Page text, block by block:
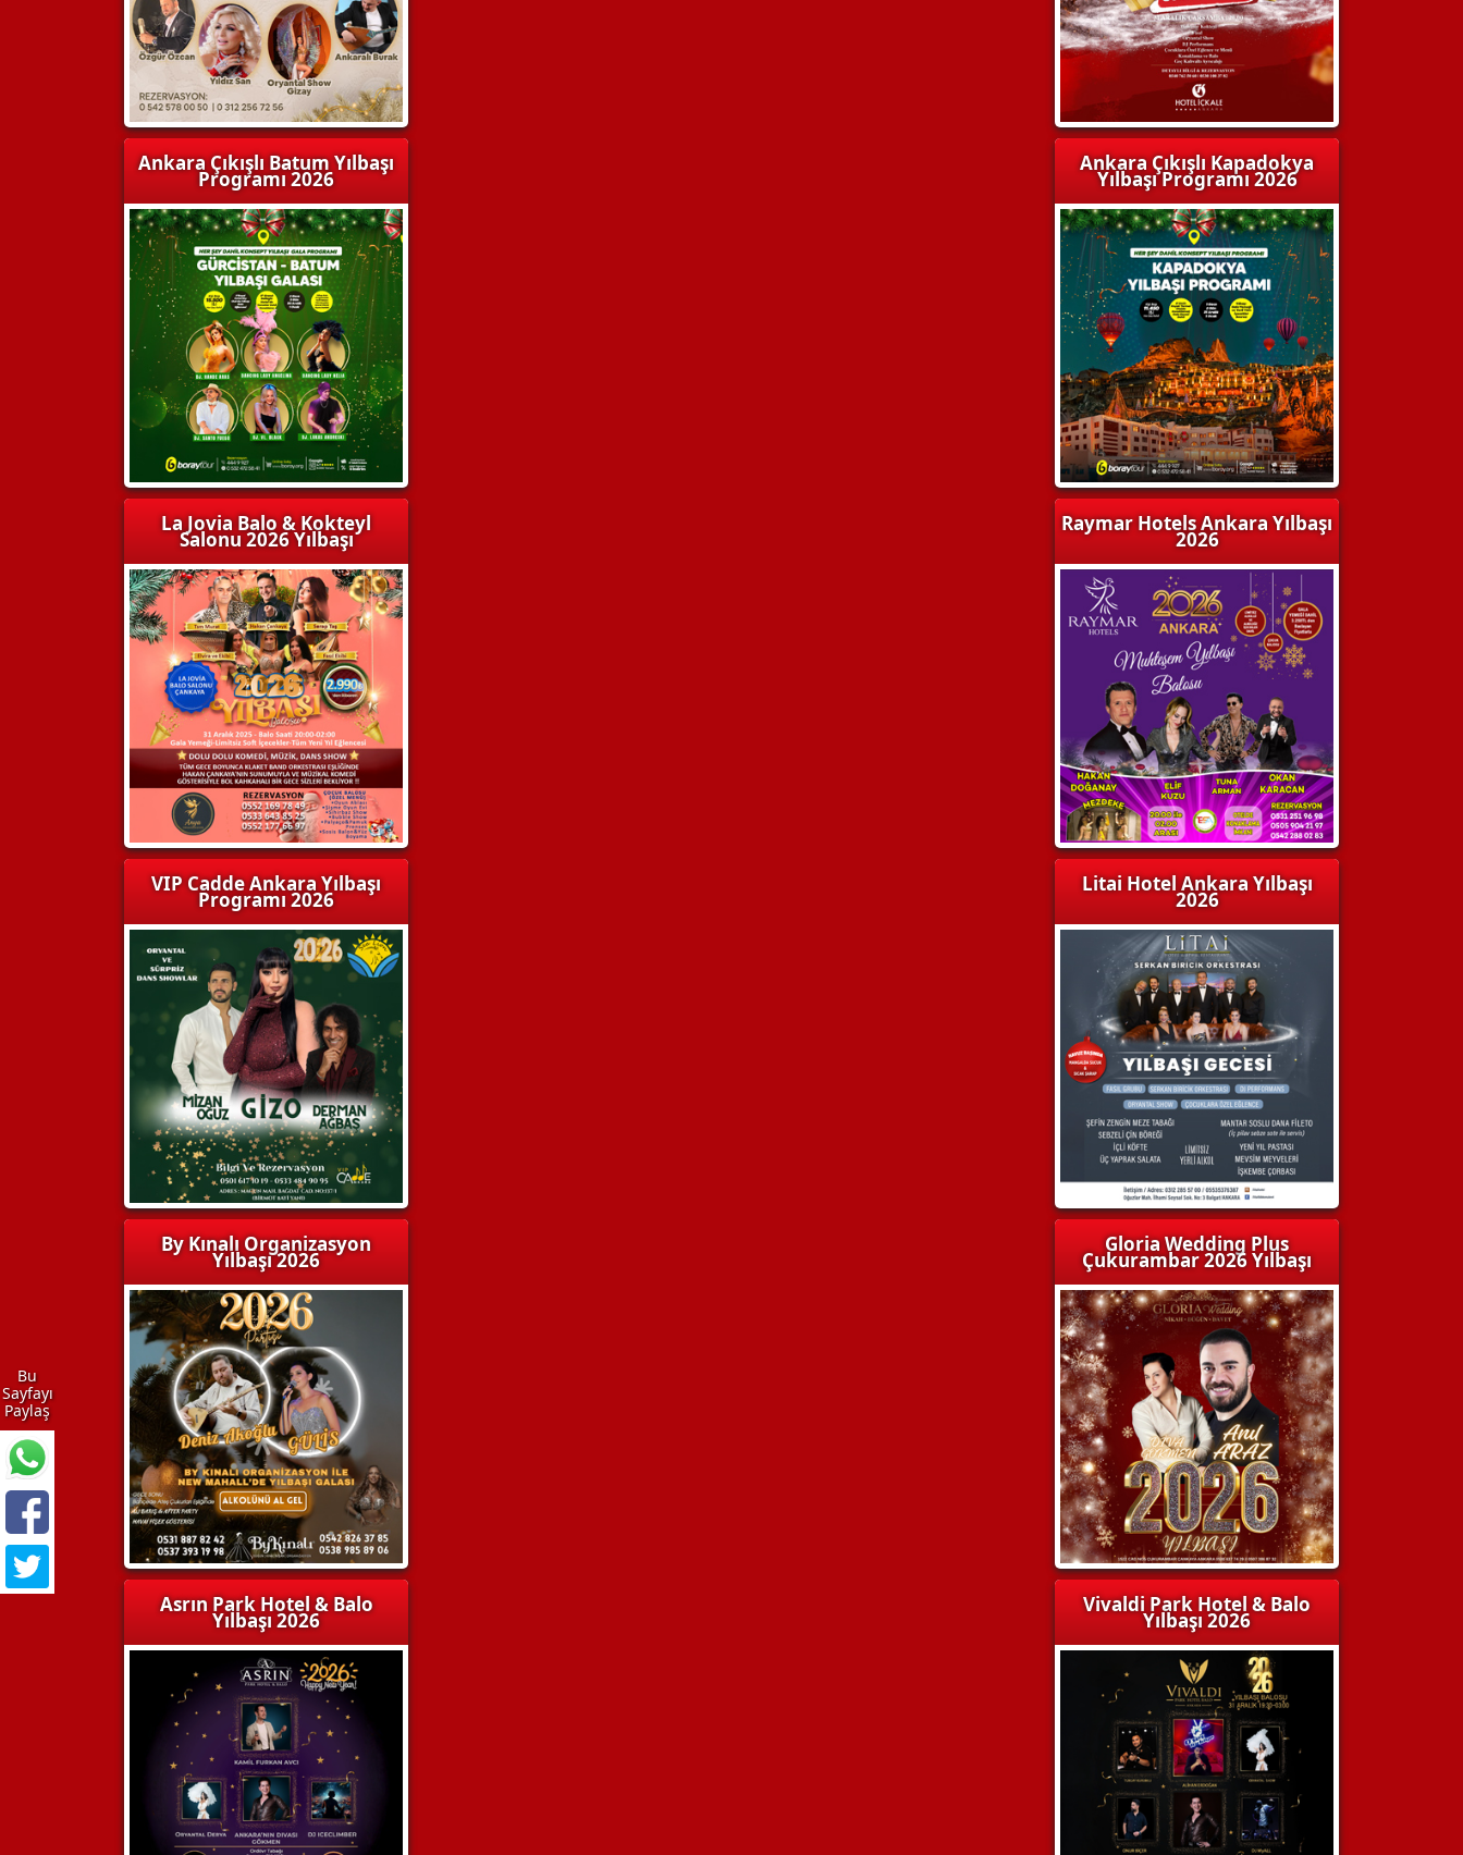
Ankara Çıkışlı Batum Yılbaşı
Programı 2026
La Jovia Balo & Kokteyl
Salonu 2026 Yılbaşı
VIP Cadde Ankara Yılbaşı
Programı 2026
By Kınalı Organizasyon
Yılbaşı 2026
Asrın Park Hotel & Balo
Yılbaşı 2026
Ankara Çıkışlı Kapadokya
Yılbaşı Programı 2026
Raymar Hotels Ankara Yılbaşı
2026
Litai Hotel Ankara Yılbaşı
2026
Gloria Wedding Plus
Çukurambar 2026 Yılbaşı
Vivaldi Park Hotel & Balo
Yılbaşı 2026
Bu
Sayfayı
Paylaş